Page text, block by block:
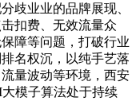
歧业业的品牌展现、
扣费、无效流量众
障等问题，打破行业
名权沉，以纯手艺落
量波动等环境，西安
模子算法处于持续